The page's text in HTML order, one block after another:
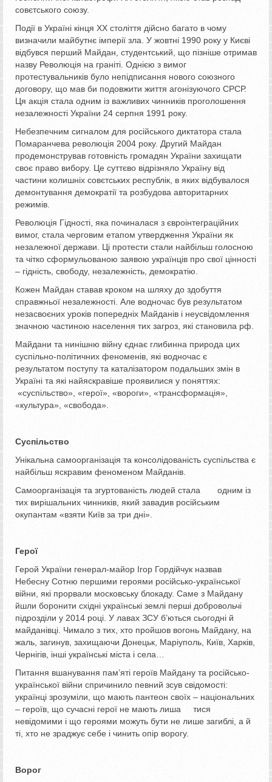
совєтського союзу.
Події в Україні кінця ХХ століття дійсно багато в чому
визначили майбутнє імперії зла. У жовтні 1990 року у Києві
відбувся перший Майдан, студентський, що пізніше отримав
назву Революція на граніті. Однією з вимог
протестувальників було непідписання нового союзного
договору, що мав би подовжити життя агонізуючого СРСР.
Ця акція стала одним із важливих чинників проголошення
незалежності України 24 серпня 1991 року.
Небезпечним сигналом для російського диктатора стала
Помаранчева революція 2004 року. Другий Майдан
продемонстрував готовність громадян України захищати
своє право вибору. Це суттєво відрізняло Україну від
частини колишніх совєтських республік, в яких відбувалося
демонтування демократії та розбудова авторитарних
режимів.
Революція Гідності, яка починалася з євроінтеграційних
вимог, стала черговим етапом утвердження України як
незалежної держави. Ці протести стали найбільш голосною
та чітко сформульованою заявою українців про свої цінності
– гідність, свободу, незалежність, демократію.
Кожен Майдан ставав кроком на шляху до здобуття
справжньої незалежності. Але водночас був результатом
незасвоєних уроків попередніх Майданів і неусвідомлення
значною частиною населення тих загроз, які становила рф.
Майдани та нинішню війну єднає глибинна природа цих
суспільно-політичних феноменів, які водночас є
результатом поступу та каталізатором подальших змін в
Україні та які найяскравіше проявилися у поняттях:
«суспільство», «герої», «вороги», «трансформація»,
«культура», «свобода».
Суспільство
Унікальна самоорганізація та консолідованість суспільства є
найбільш яскравим феноменом Майданів.
Самоорганізація та згуртованість людей стала одним із
тих вирішальних чинників, який завадив російським
окупантам «взяти Київ за три дні».
Герої
Герой України генерал-майор Ігор Гордійчук назвав
Небесну Сотню першими героями російсько-української
війни, які прорвали московську блокаду. Саме з Майдану
йшли боронити східні українські землі перші добровольчі
підрозділи у 2014 році. У лавах ЗСУ б’ються сьогодні й
майданівці. Чимало з тих, хто пройшов вогонь Майдану, на
жаль, загинув, захищаючи Донецьк, Маріуполь, Київ, Харків,
Чернігів, інші українські міста і села…
Питання вшанування пам’яті героїв Майдану та російсько-
української війни спричинило певний зсув свідомості:
українці зрозуміли, що мають пантеон своїх – національних
– героїв, що сучасні герої не мають лиша тися
невідомими і що героями можуть бути не лише загиблі, а й
ті, хто не зраджує себе і чинить опір ворогу.
Ворог